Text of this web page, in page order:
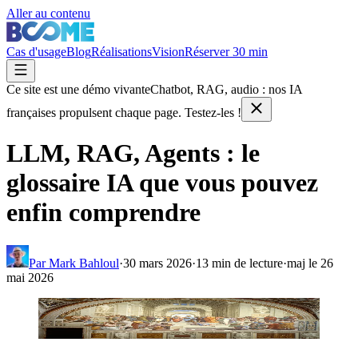
Aller au contenu
Cas d'usageBlogRéalisationsVisionRéserver 30 min
Ce site est une démo vivanteChatbot, RAG, audio : nos IA
françaises propulsent chaque page. Testez-les !
LLM, RAG, Agents : le
glossaire IA que vous pouvez
enfin comprendre
ParMark Bahloul·30 mars 2026·13 min de lecture·maj le 26
mai 2026
Agrandir
L'École d'Athènes, Raphaël, 1509–1511